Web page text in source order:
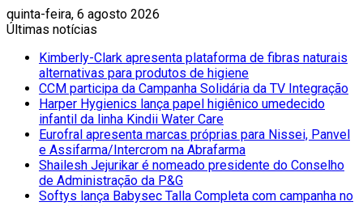
quinta-feira, 6 agosto 2026
Últimas notícias
Kimberly-Clark apresenta plataforma de fibras naturais
alternativas para produtos de higiene
CCM participa da Campanha Solidária da TV Integração
Harper Hygienics lança papel higiênico umedecido
infantil da linha Kindii Water Care
Eurofral apresenta marcas próprias para Nissei, Panvel
e Assifarma/Intercrom na Abrafarma
Shailesh Jejurikar é nomeado presidente do Conselho
de Administração da P&G
Softys lança Babysec Talla Completa com campanha no